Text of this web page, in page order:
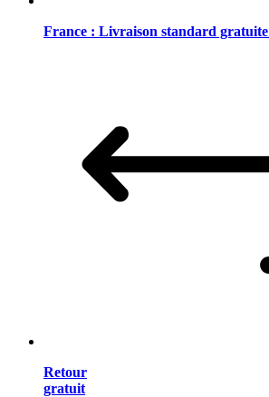
France : Livraison standard gratuite
Retour
gratuit